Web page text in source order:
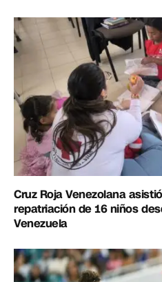
Cruz Roja Venezolana
repatriación de 16 niños
Venezuela